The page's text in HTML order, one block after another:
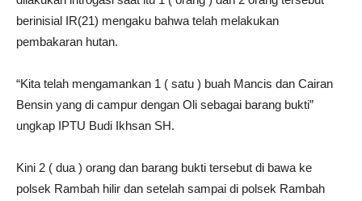
berinisial IR(21) mengaku bahwa telah melakukan
pembakaran hutan.
“Kita telah mengamankan 1 ( satu ) buah Mancis dan Cairan
Bensin yang di campur dengan Oli sebagai barang bukti”
ungkap IPTU Budi Ikhsan SH.
Kini 2 ( dua ) orang dan barang bukti tersebut di bawa ke
polsek Rambah hilir dan setelah sampai di polsek Rambah